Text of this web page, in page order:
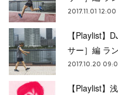
2017.11.01 12:00
【Playlist】
サー］編 ラ
2017.10.20
【Playlist】